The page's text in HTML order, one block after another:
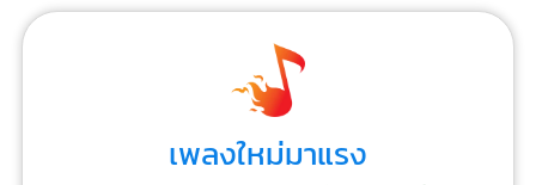
เพลงใหม่มาแรง